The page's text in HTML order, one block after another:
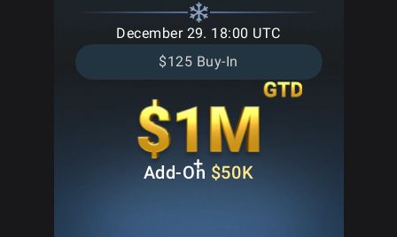
December 29. 18:00 UTC
$125 Buy-In
+
Add-On $50K